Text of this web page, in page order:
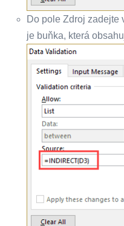
Do pole Zdroj zadejte
je buňka, která